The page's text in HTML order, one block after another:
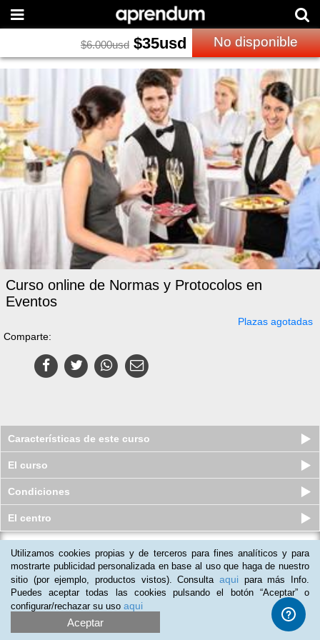
$6.000usd $35usd No disponible
Curso online de Normas y Protocolos en
Eventos
Plazas agotadas
Comparte:
Características de este curso
El curso
Condiciones
El centro
Curso a distancia de Organizador de
Fiestas Infantiles
Plazas agotadas
166usd $59usd
Utilizamos cookies propias y de terceros para fines analíticos y para
mostrarte publicidad personalizada en base al uso que haga de nuestro
sitio (por ejemplo, productos vistos). Consulta aqui para más Info.
Puedes aceptar todas las cookies pulsando el botón “Aceptar” o
configurar/rechazar su uso aqui
Aceptar